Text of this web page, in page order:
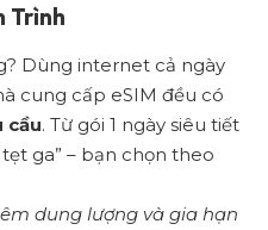
Trình
Dùng internet cả ngày
cung cấp eSIM đều có
cầu. Từ gói 1 ngày siêu tiết
ga” – bạn chọn theo
dung lượng và gia hạn